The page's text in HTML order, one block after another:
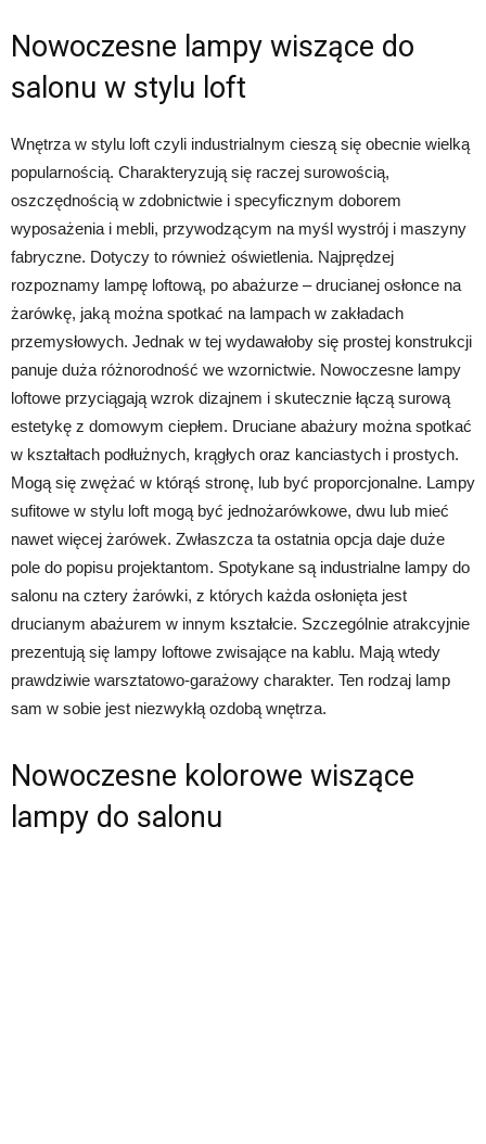
Nowoczesne lampy wiszące do
salonu w stylu loft
Wnętrza w stylu loft czyli industrialnym cieszą się obecnie wielką
popularnością. Charakteryzują się raczej surowością,
oszczędnością w zdobnictwie i specyficznym doborem
wyposażenia i mebli, przywodzącym na myśl wystrój i maszyny
fabryczne. Dotyczy to również oświetlenia. Najprędzej
rozpoznamy lampę loftową, po abażurze – drucianej osłonce na
żarówkę, jaką można spotkać na lampach w zakładach
przemysłowych. Jednak w tej wydawałoby się prostej konstrukcji
panuje duża różnorodność we wzornictwie. Nowoczesne lampy
loftowe przyciągają wzrok dizajnem i skutecznie łączą surową
estetykę z domowym ciepłem. Druciane abażury można spotkać
w kształtach podłużnych, krągłych oraz kanciastych i prostych.
Mogą się zwężać w którąś stronę, lub być proporcjonalne. Lampy
sufitowe w stylu loft mogą być jednożarówkowe, dwu lub mieć
nawet więcej żarówek. Zwłaszcza ta ostatnia opcja daje duże
pole do popisu projektantom. Spotykane są industrialne lampy do
salonu na cztery żarówki, z których każda osłonięta jest
drucianym abażurem w innym kształcie. Szczególnie atrakcyjnie
prezentują się lampy loftowe zwisające na kablu. Mają wtedy
prawdziwie warsztatowo-garażowy charakter. Ten rodzaj lamp
sam w sobie jest niezwykłą ozdobą wnętrza.
Nowoczesne kolorowe wiszące
lampy do salonu